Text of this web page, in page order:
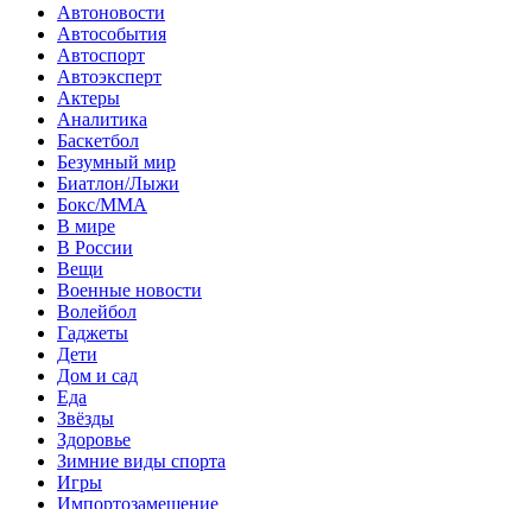
Автоновости
Автособытия
Автоспорт
Автоэксперт
Актеры
Аналитика
Баскетбол
Безумный мир
Биатлон/Лыжи
Бокс/MMA
В мире
В России
Вещи
Военные новости
Волейбол
Гаджеты
Дети
Дом и сад
Еда
Звёзды
Здоровье
Зимние виды спорта
Игры
Импортозамещение